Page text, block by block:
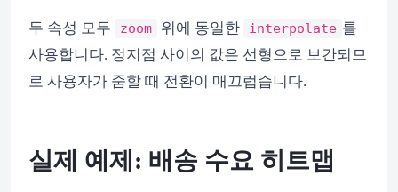
두 속성 모두 zoom 위에 동일한 interpolate 를
사용합니다. 정지점 사이의 값은 선형으로 보간되므
로 사용자가 줌할 때 전환이 매끄럽습니다.
실제 예제: 배송 수요 히트맵